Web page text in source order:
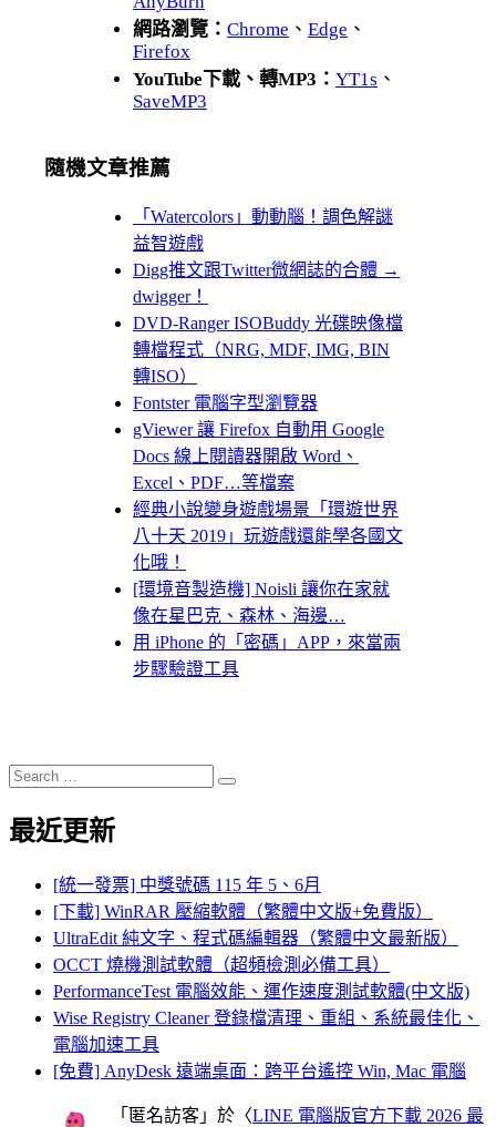
網路瀏覽： Chrome 、 Edge 、
Firefox
YouTube下載、轉MP3： YT1s 、
SaveMP3
隨機文章推薦
「Watercolors」動動腦！調色解謎
益智遊戲
Digg推文跟Twitter微網誌的合體 →
dwigger！
DVD-Ranger ISOBuddy 光碟映像檔
轉檔程式（NRG, MDF, IMG, BIN
轉ISO）
Fontster 電腦字型瀏覽器
gViewer 讓 Firefox 自動用 Google
Docs 線上閱讀器開啟 Word、
Excel、PDF…等檔案
經典小說變身遊戲場景「環遊世界
八十天 2019」玩遊戲還能學各國文
化哦！
[環境音製造機] Noisli 讓你在家就
像在星巴克、森林、海邊…
用 iPhone 的「密碼」APP，來當兩
步驟驗證工具
Search
for:
Search
最近更新
[統一發票] 中獎號碼 115 年 5、6月
[下載] WinRAR 壓縮軟體（繁體中文版+免費版）
UltraEdit 純文字、程式碼編輯器（繁體中文最新版）
OCCT 燒機測試軟體（超頻檢測必備工具）
PerformanceTest 電腦效能、運作速度測試軟體(中文版)
Wise Registry Cleaner 登錄檔清理、重組、系統最佳化、
電腦加速工具
[免費] AnyDesk 遠端桌面：跨平台遙控 Win, Mac 電腦
「 匿名訪客 」於〈LINE 電腦版官方下載 2026 最